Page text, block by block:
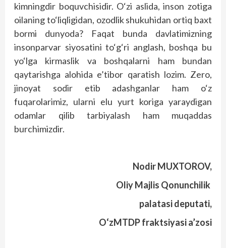
kimningdir boquvchisidir. O‘zi aslida, inson zotiga
oilaning to‘liqligidan, ozodlik shukuhidan ortiq baxt
bormi dunyoda? Faqat bunda davlatimizning
insonparvar siyosatini to‘g‘ri anglash, boshqa bu
yo‘lga kirmaslik va boshqalarni ham bundan
qaytarishga alohida e’tibor qaratish lozim. Zero,
jinoyat sodir etib adashganlar ham o‘z
fuqarolarimiz, ularni elu yurt koriga yaraydigan
odamlar qilib tarbiyalash ham muqaddas
burchimizdir.
Nodir MUXTOROV,
Oliy Majlis Qonunchilik
palatasi deputati,
O‘zMTDP fraktsiyasi a’zosi